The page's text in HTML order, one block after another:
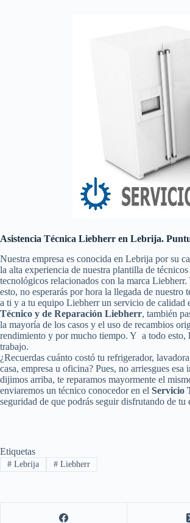
Asistencia Técnica Liebherr en Lebrija.
Nuestra empresa es conocida en Lebrija por su
la alta experiencia de nuestra plantilla de
tecnológicos relacionados con la marca
esto, no esperarás por hora la llegada de
a ti y a tu equipo Liebherr un servicio de calidad
Técnico y de Reparación Liebherr, también
la mayoría de los casos y el uso de recambios
rendimiento y por mucho tiempo. Y a todo esto,
trabajo.
¿Recuerdas cuánto costó tu refrigerador,
casa, empresa u oficina? Pues, no arriesgues
dijimos arriba, te reparamos mayormente el
enviaremos un técnico conocedor en el Servicio
seguridad de que podrás seguir disfrutando de tu
Etiquetas
#Lebrija #Liebherr